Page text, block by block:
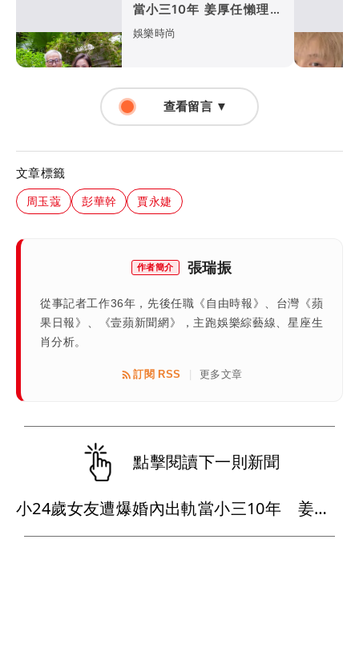
當小三10年 姜厚任懶理反
嗆爆料者「頭腦有問題」
娛樂時尚
查看留言 ▼
文章標籤
周玉蔻 彭華幹 賈永婕
作者簡介 張瑞振
從事記者工作36年，先後任職《自由時報》、台灣《蘋
果日報》、《壹蘋新聞網》，主跑娛樂綜藝線、星座生
肖分析。
訂閱 RSS 更多文章
點擊閱讀下一則新聞
小24歲女友遭爆婚內出軌當小三10年 姜厚任懶理反嗆爆料者「頭腦有問題」